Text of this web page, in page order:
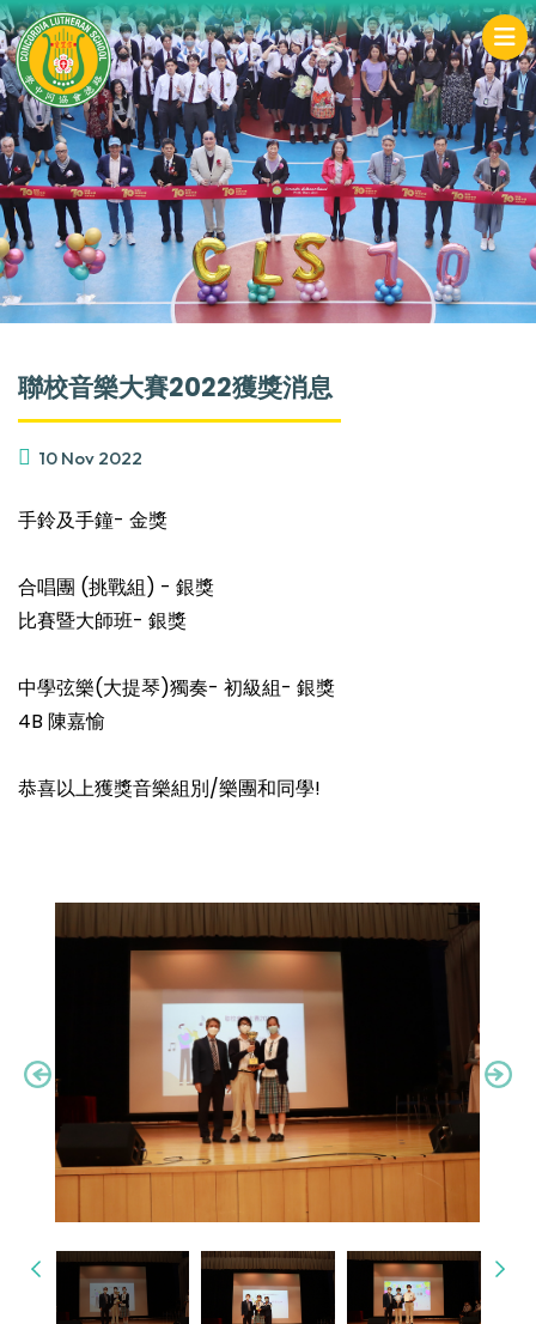
聯校音樂大賽2022獲獎消息
10 Nov 2022
手鈴及手鐘- 金獎
合唱團 (挑戰組) - 銀獎
比賽暨大師班- 銀獎
中學弦樂(大提琴)獨奏- 初級組- 銀獎
4B 陳嘉愉
恭喜以上獲獎音樂組別/樂團和同學!